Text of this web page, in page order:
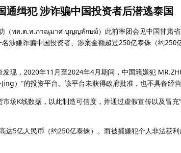
通缉犯 涉诈骗中国投资者后潜逃泰国
（พล.ต.ท.ภาณุมาศ บุญญลักษม์）此前率团会见中国甘肃
涉嫌诈骗中国投资者、涉案金额超过250亿泰铢（约250
现，2020年11月至2024年4月期间，中国籍嫌犯
）”的投资平台。该平台未获得政府批准，也不具备经
场K线数据，以此制造可信度，并通过虚假宣传以及冒充
达5亿人民币（约250亿泰铢）。而被捕嫌犯个人非法获